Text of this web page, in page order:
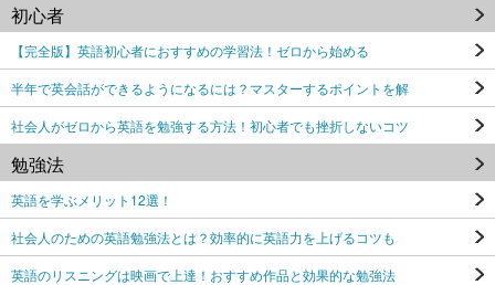
初心者
【完全版】英語初心者におすすめの学習法！ゼロから始める
半年で英会話ができるようになるには？マスターするポイントを解
社会人がゼロから英語を勉強する方法！初心者でも挫折しないコツ
勉強法
英語を学ぶメリット12選！
社会人のための英語勉強法とは？効率的に英語力を上げるコツも
英語のリスニングは映画で上達！おすすめ作品と効果的な勉強法